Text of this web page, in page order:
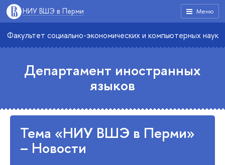
Меню
НИУ ВШЭ в Перми
Факультет социально-экономических и компьютерных наук
Департамент иностранных
языков
Тема «НИУ ВШЭ в Перми»
– Новости